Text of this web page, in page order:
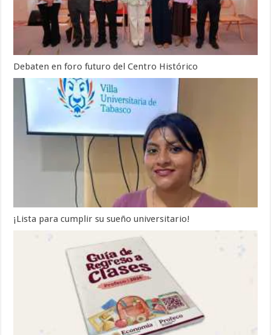
Debaten en foro futuro del Centro Histórico
¡Lista para cumplir su sueño universitario!